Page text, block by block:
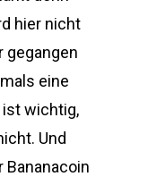
hier nicht
gegangen
eine
ist wichtig,
Und
Bananacoin